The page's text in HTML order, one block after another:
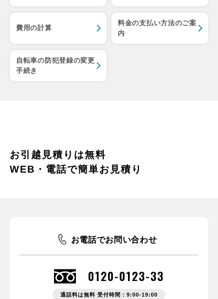
費用の計算
料金の支払い方法のご案
内
自転車の防犯登録の変更
手続き
お引越見積りは無料
WEB・電話で簡単お見積り
お電話でお問い合わせ
0120-0123-33
通話料は無料 受付時間：9:00-19:00